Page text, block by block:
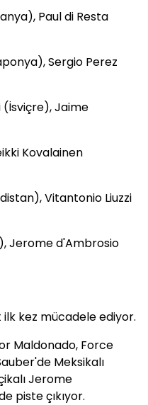
Paul di Resta
Sergio Perez
(İsviçre), Jaime
Kovalainen
Vitantonio Liuzzi
Jerome d'Ambrosio
kez mücadele ediyor.
Maldonado, Force
Meksikalı
Jerome
piste çıkıyor.